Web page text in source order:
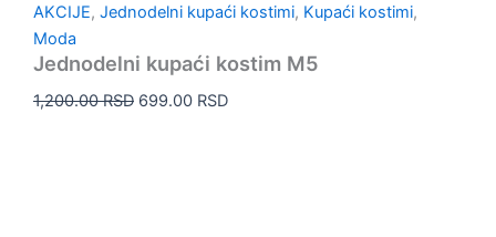
AKCIJE, Jednodelni kupaći kostimi, Kupaći kostimi,
Moda
Jednodelni kupaći kostim M5
1,200.00RSD 699.00 RSD